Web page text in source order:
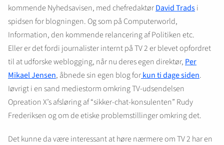
kommende Nyhedsavisen, med chefredaktørDavid Tradsi
spidsen for blogningen. Og som på Computerworld,
Information, den kommende relancering af Politiken etc.
Eller er det fordi journalister internt på TV 2 er blevet opfordret
til at udforske weblogging, når nu deres egen direktør, Per
Mikael Jensen, åbnede sin egen blog forkun ti dage siden.
Iøvrigt i en sand mediestorm omkring TV-udsendelsen
Opreation X’s afsløring af “sikker-chat-konsulenten” Rudy
Frederiksen og om de etiske problemstillinger omkring det.
Det kunne da være interessant at høre nærmere om TV 2 har en